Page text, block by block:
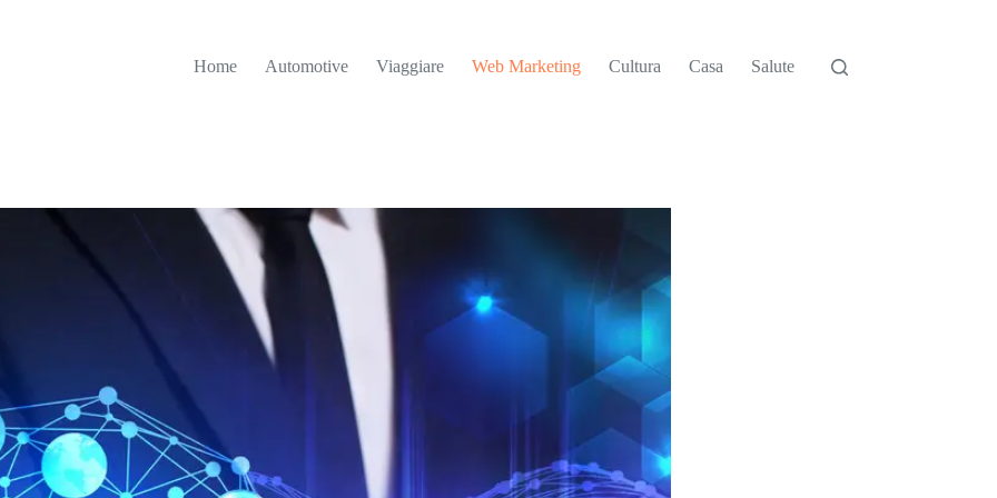
Home
Automotive Viaggiare Web Marketing Cultura Casa Salute